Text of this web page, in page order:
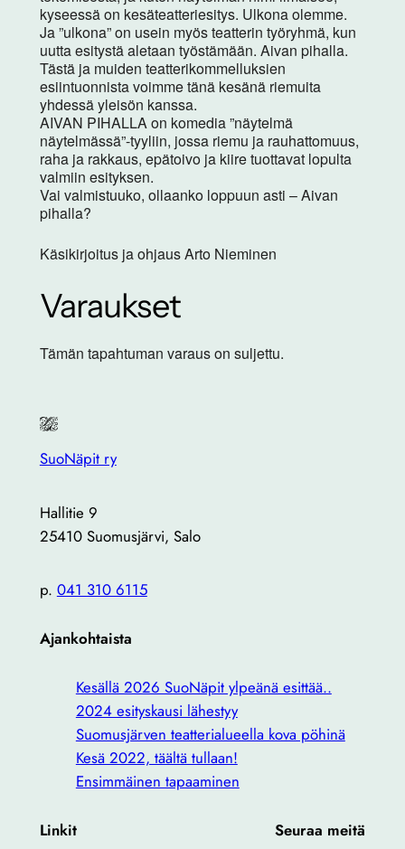
kyseessä on kesäteatteriesitys. Ulkona olemme.
Ja ”ulkona” on usein myös teatterin työryhmä, kun
uutta esitystä aletaan työstämään. Aivan pihalla.
Tästä ja muiden teatterikommelluksien
esiintuonnista voimme tänä kesänä riemuita
yhdessä yleisön kanssa.
AIVAN PIHALLA on komedia ”näytelmä
näytelmässä”-tyyliin, jossa riemu ja rauhattomuus,
raha ja rakkaus, epätoivo ja kiire tuottavat lopulta
valmiin esityksen.
Vai valmistuuko, ollaanko loppuun asti – Aivan
pihalla?
Käsikirjoitus ja ohjaus Arto Nieminen
Varaukset
Tämän tapahtuman varaus on suljettu.
SuoNäpit ry
Hallitie 9
25410 Suomusjärvi, Salo
p. 041 310 6115
Ajankohtaista
Kesällä 2026 SuoNäpit ylpeänä esittää..
2024 esityskausi lähestyy
Suomusjärven teatterialueella kova pöhinä
Kesä 2022, täältä tullaan!
Ensimmäinen tapaaminen
Linkit Seuraa meitä